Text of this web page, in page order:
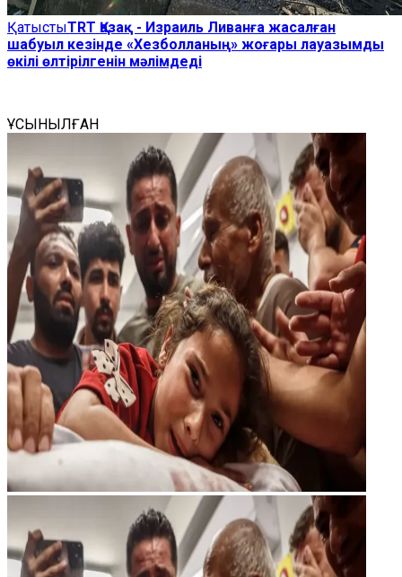
ҚатыстыTRT Қазақ - Израиль Ливанға жасалған
шабуыл кезінде «Хезболланың» жоғары лауазымды
өкілі өлтірілгенін мәлімдеді
ҰСЫНЫЛҒАН